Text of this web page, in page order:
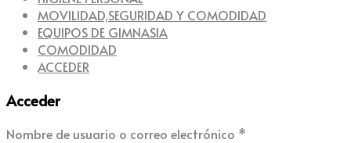
MOVILIDAD,SEGURIDAD Y COMODIDAD
EQUIPOS DE GIMNASIA
COMODIDAD
ACCEDER
Acceder
Nombre de usuario o correo electrónico *